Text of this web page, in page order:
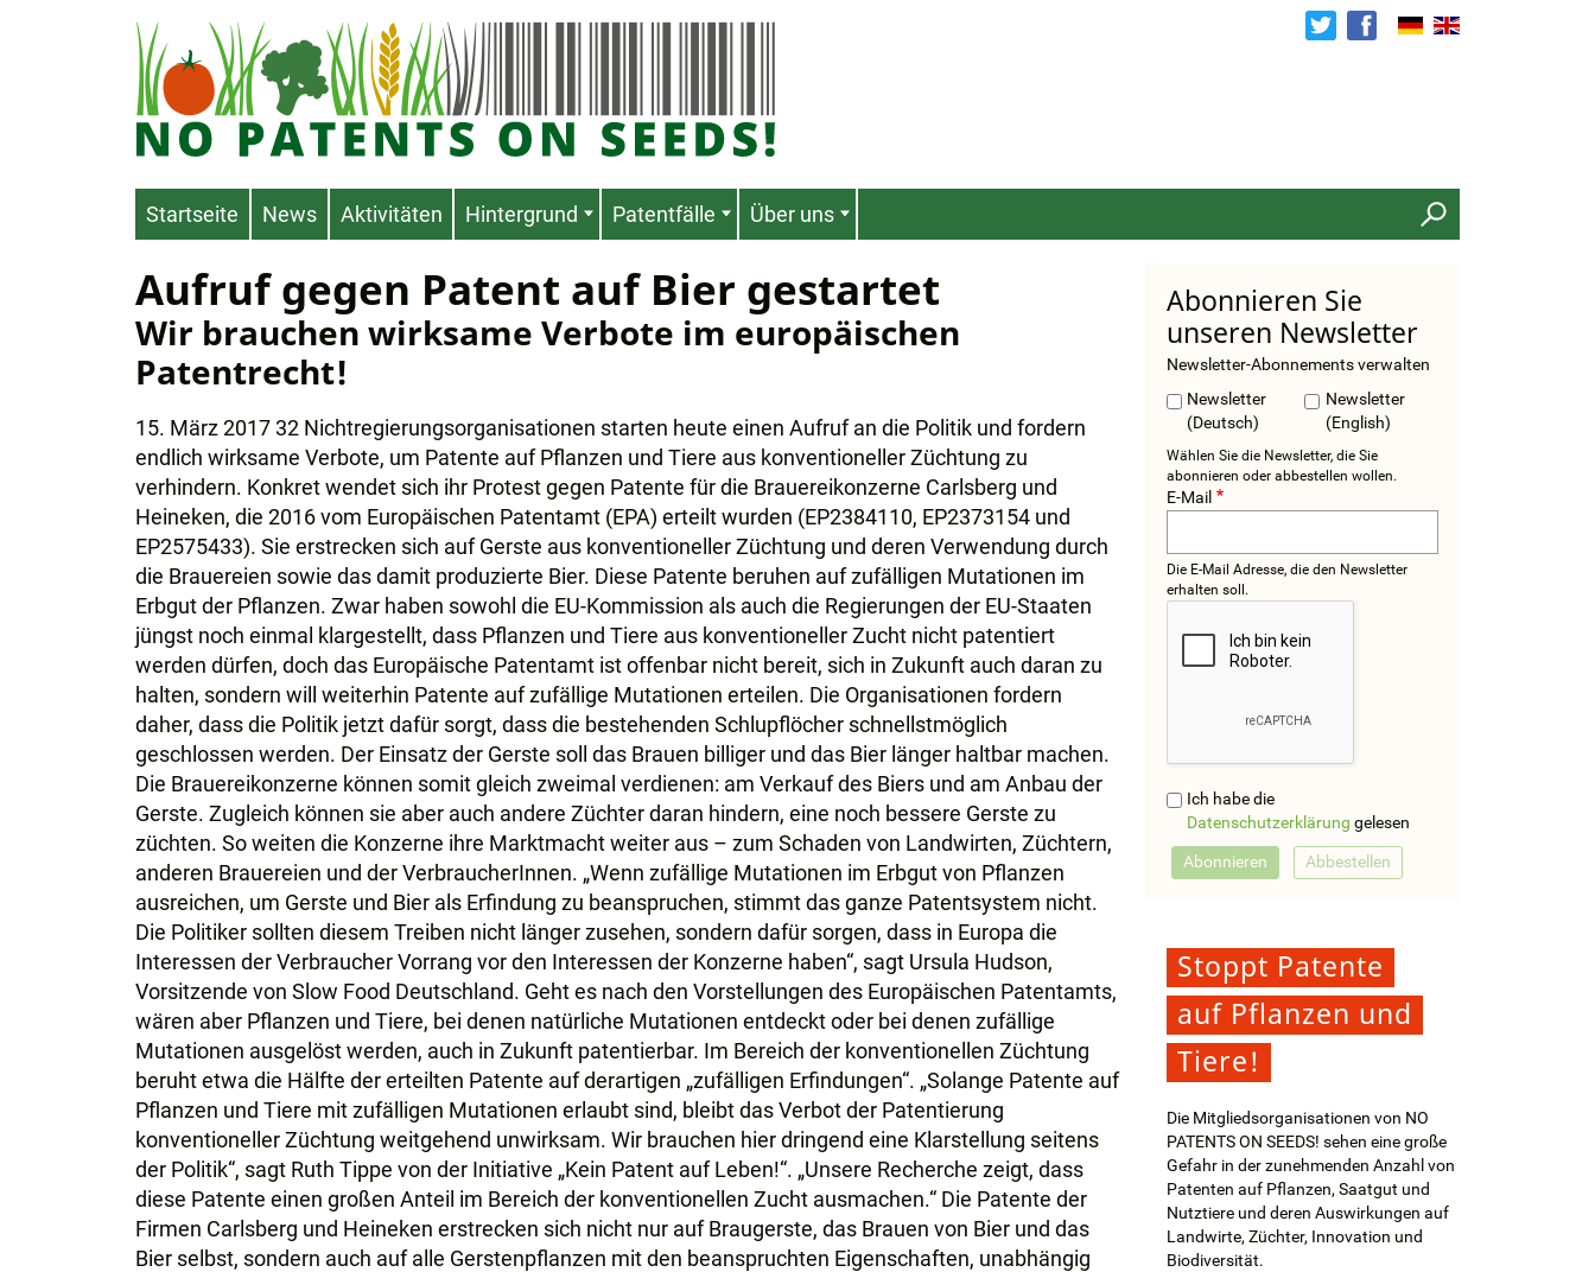
Main
navigation
Startseite News Aktivitäten Hintergrund Patentfälle Über uns
Aufruf gegen Patent auf Bier gestartet
Wir brauchen wirksame Verbote im europäischen
Patentrecht!
15. März 2017 32 Nichtregierungsorganisationen starten heute einen Aufruf an die Politik und fordern
endlich wirksame Verbote, um Patente auf Pflanzen und Tiere aus konventioneller Züchtung zu
verhindern. Konkret wendet sich ihr Protest gegen Patente für die Brauereikonzerne Carlsberg und
Heineken, die 2016 vom Europäischen Patentamt (EPA) erteilt wurden (EP2384110, EP2373154 und
EP2575433). Sie erstrecken sich auf Gerste aus konventioneller Züchtung und deren Verwendung durch
die Brauereien sowie das damit produzierte Bier. Diese Patente beruhen auf zufälligen Mutationen im
Erbgut der Pflanzen. Zwar haben sowohl die EU-Kommission als auch die Regierungen der EU-Staaten
jüngst noch einmal klargestellt, dass Pflanzen und Tiere aus konventioneller Zucht nicht patentiert
werden dürfen, doch das Europäische Patentamt ist offenbar nicht bereit, sich in Zukunft auch daran zu
halten, sondern will weiterhin Patente auf zufällige Mutationen erteilen. Die Organisationen fordern
daher, dass die Politik jetzt dafür sorgt, dass die bestehenden Schlupflöcher schnellstmöglich
geschlossen werden. Der Einsatz der Gerste soll das Brauen billiger und das Bier länger haltbar machen.
Die Brauereikonzerne können somit gleich zweimal verdienen: am Verkauf des Biers und am Anbau der
Gerste. Zugleich können sie aber auch andere Züchter daran hindern, eine noch bessere Gerste zu
züchten. So weiten die Konzerne ihre Marktmacht weiter aus – zum Schaden von Landwirten, Züchtern,
anderen Brauereien und der VerbraucherInnen. „Wenn zufällige Mutationen im Erbgut von Pflanzen
ausreichen, um Gerste und Bier als Erfindung zu beanspruchen, stimmt das ganze Patentsystem nicht.
Die Politiker sollten diesem Treiben nicht länger zusehen, sondern dafür sorgen, dass in Europa die
Interessen der Verbraucher Vorrang vor den Interessen der Konzerne haben“, sagt Ursula Hudson,
Vorsitzende von Slow Food Deutschland. Geht es nach den Vorstellungen des Europäischen Patentamts,
wären aber Pflanzen und Tiere, bei denen natürliche Mutationen entdeckt oder bei denen zufällige
Mutationen ausgelöst werden, auch in Zukunft patentierbar. Im Bereich der konventionellen Züchtung
beruht etwa die Hälfte der erteilten Patente auf derartigen „zufälligen Erfindungen“. „Solange Patente auf
Pflanzen und Tiere mit zufälligen Mutationen erlaubt sind, bleibt das Verbot der Patentierung
konventioneller Züchtung weitgehend unwirksam. Wir brauchen hier dringend eine Klarstellung seitens
der Politik“, sagt Ruth Tippe von der Initiative „Kein Patent auf Leben!“. „Unsere Recherche zeigt, dass
diese Patente einen großen Anteil im Bereich der konventionellen Zucht ausmachen.“ Die Patente der
Firmen Carlsberg und Heineken erstrecken sich nicht nur auf Braugerste, das Brauen von Bier und das
Bier selbst, sondern auch auf alle Gerstenpflanzen mit den beanspruchten Eigenschaften, unabhängig
Abonnieren Sie
unseren Newsletter
Newsletter-Abonnements verwalten
Newsletter
(Deutsch)
Newsletter
(English)
Wählen Sie die Newsletter, die Sie
abonnieren oder abbestellen wollen.
E-Mail
Die E-Mail Adresse, die den Newsletter
erhalten soll.
Ich habe die
Datenschutzerklärung gelesen
Stoppt Patente
auf Pflanzen und
Tiere!
Die Mitgliedsorganisationen von NO
PATENTS ON SEEDS! sehen eine große
Gefahr in der zunehmenden Anzahl von
Patenten auf Pflanzen, Saatgut und
Nutztiere und deren Auswirkungen auf
Landwirte, Züchter, Innovation und
Biodiversität.